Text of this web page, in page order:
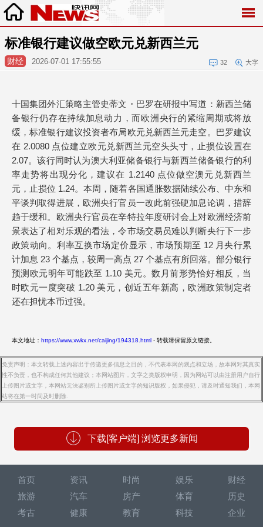
标准银行建议做空欧元兑新西兰元
财经 2026-07-01 17:55:55 32 大字
十国集团外汇策略主管史蒂文・巴罗在研报中写道：新西兰储
备银行仍存在持续加息动力，而欧洲央行的紧缩周期或将放
缓，标准银行建议投资者布局欧元兑新西兰元走空。巴罗建议
在 2.0080 点位建立欧元兑新西兰元空头头寸，止损位设置在
2.07。该行同时认为澳大利亚储备银行与新西兰储备银行的利
率走势将出现分化，建议在 1.2140 点位做空澳元兑新西兰
元，止损位 1.24。本周，随着各国通胀数据陆续公布、中东和
平谈判取得进展，欧洲央行官员一改此前强硬加息论调，措辞
趋于缓和。欧洲央行官员在辛特拉年度研讨会上对欧洲经济前
景表达了相对乐观的看法，令市场交易员难以判断央行下一步
政策动向。利率互换市场定价显示，市场预期至 12 月央行累
计加息 23 个基点，较周一高点 27 个基点有所回落。部分银行
预测欧元明年可能跌至 1.10 美元。数月前形势恰好相反，当
时欧元一度突破 1.20 美元，创近五年新高，欧洲政策制定者
还在担忧本币过强。
本文地址： https://www.xwkx.net/caijing/194318.html - 转载请保留原文链接。
免责声明：本文转载上述内容出于传递更多信息之目的，不代表本网的观点和立场，故本网对其真实
性不负责，也不构成任何其他建议；本网站图片，文字之类版权申明，因为网站可以由注册用户自行
上传图片或文字，本网站无法鉴别所上传图片或文字的知识版权，如果侵犯，请及时通知我们，本网
站将在第一时间及时删除.
下载[客户端] 浏览更多新闻
首页 资讯 时尚 娱乐
财经
旅游
汽车 房产 体育
历史
考古
健康 教育 科技 企业